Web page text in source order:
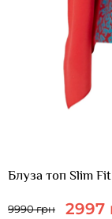
Блуза топ Slim
9990 грн 2997